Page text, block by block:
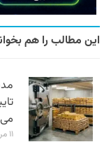
این مطالب را هم
۱۱ مرداد ۱۴۰۵